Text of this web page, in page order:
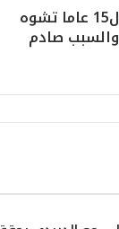
يحدث في تونس:طلفة ال15 عاما تشوه
صادم